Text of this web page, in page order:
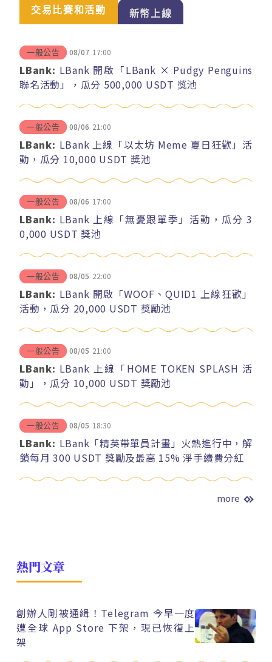
交易比賽和活動 新幣上線
一般公告 08/07 17:00
LBank: LBank 開啟「LBank × Pudgy Penguins
聯名活動」，瓜分 500,000 USDT 獎池
一般公告 08/06 21:00
LBank: LBank 上線「以太坊 Meme 夏日狂歡」活
動，瓜分 10,000 USDT 獎池
一般公告 08/06 17:00
LBank: LBank 上線「無憂跟單季」活動，瓜分 3
0,000 USDT 獎池
一般公告 08/05 22:00
LBank: LBank 開啟「WOOF、QUID1 上線狂歡」
活動，瓜分 20,000 USDT 獎勵池
一般公告 08/05 21:00
LBank: LBank 上線「HOME TOKEN SPLASH 活
動」，瓜分 10,000 USDT 獎勵池
一般公告 08/05 18:30
LBank: LBank「精英帶單員計畫」火熱進行中，解
鎖每月 300 USDT 獎勵及最高 15% 淨手續費分紅
more
熱門文章
創辦人剛被通緝！Telegram 今早一度
遭全球 App Store 下架，現已恢復上
架